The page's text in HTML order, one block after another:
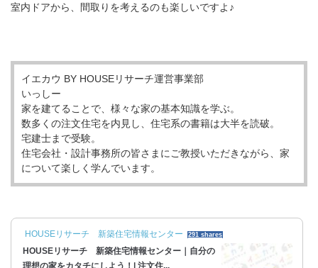
室内ドアから、間取りを考えるのも楽しいですよ♪
イエカウ BY HOUSEリサーチ運営事業部
いっしー
家を建てることで、様々な家の基本知識を学ぶ。
数多くの注文住宅を内見し、住宅系の書籍は大半を読破。
宅建士まで受験。
住宅会社・設計事務所の皆さまにご教授いただきながら、家
について楽しく学んでいます。
HOUSEリサーチ 新築住宅情報センター 291 shares
HOUSEリサーチ 新築住宅情報センター｜自分の
理想の家をカタチにしよう！| 注文住...